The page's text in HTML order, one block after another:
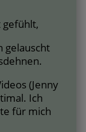
gefühlt,
gelauscht
(Jenny
Ich
für mich